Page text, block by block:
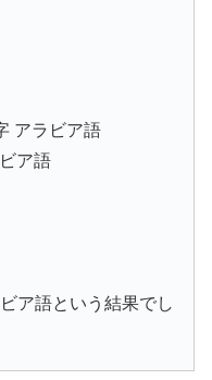
アラビア語
ア語
ア語という結果でし